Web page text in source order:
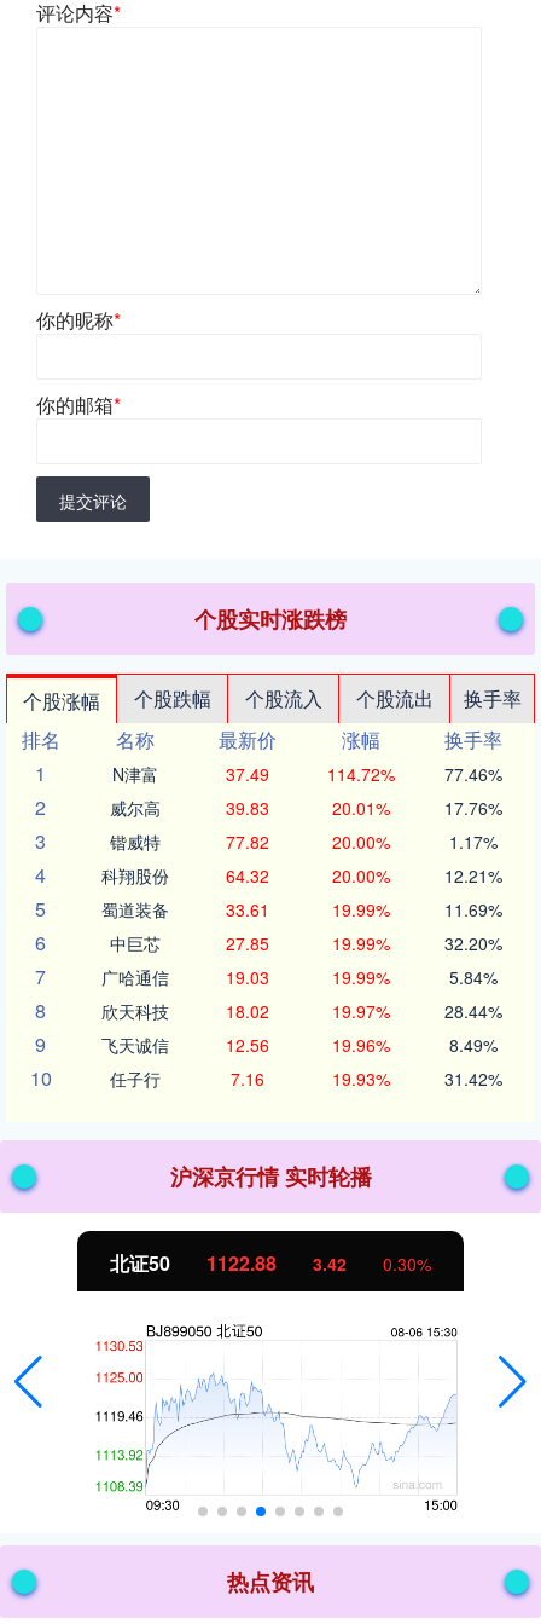
评论内容*
你的昵称*
你的邮箱*
提交评论
个股实时涨跌榜
个股涨幅 个股跌幅 个股流入 个股流出
换手率
排名
名称 最新价 涨幅
换手率
1
N津富 37.49 114.72% 77.46%
2 威尔高 39.83 20.01% 17.76%
3 锴威特 77.82 20.00% 1.17%
4 科翔股份 64.32 20.00% 12.21%
5 蜀道装备 33.61 19.99% 11.69%
6 中巨芯 27.85 19.99% 32.20%
7 广哈通信 19.03 19.99% 5.84%
8 欣天科技 18.02 19.97% 28.44%
9 飞天诚信 12.56 19.96% 8.49%
10 任子行 7.16 19.93% 31.42%
沪深京行情 实时轮播
北证50 1122.88 3.42 0.30%
热点资讯